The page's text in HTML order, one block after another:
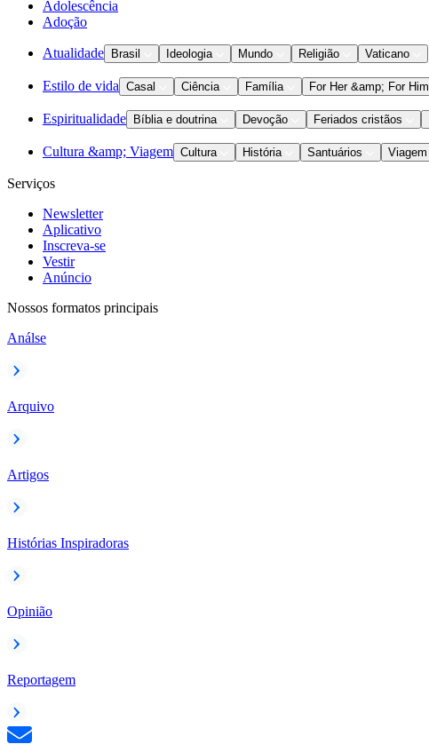
Adolescência
Adoção
Atualidade Brasil Ideologia Mundo Religião Vaticano
Estilo de vida Casal Ciência Família For Her &amp; For Him
Espiritualidade Bíblia e doutrina Devoção Feriados cristãos
Cultura &amp; Viagem Cultura História Santuários Viagem
Serviços
Newsletter
Aplicativo
Inscreva-se
Vestir
Anúncio
Nossos formatos principais
Análse
Arquivo
Artigos
Histórias Inspiradoras
Opinião
Reportagem